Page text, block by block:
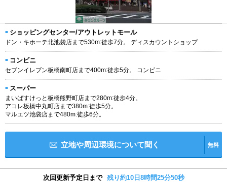
ショッピングセンター/アウトレットモール
ドン・キホーテ北池袋店まで530m:徒歩7分。 ディスカウントショップ
コンビニ
セブンイレブン板橋南町店まで400m:徒歩5分。 コンビニ
スーパー
まいばすけっと板橋熊野町店まで280m:徒歩4分。
アコレ板橋中丸町店まで380m:徒歩5分。
マルエツ池袋店まで480m:徒歩6分。
立地や周辺環境について聞く 無料
次回更新予定日まで 残り約10日8時間25分49秒